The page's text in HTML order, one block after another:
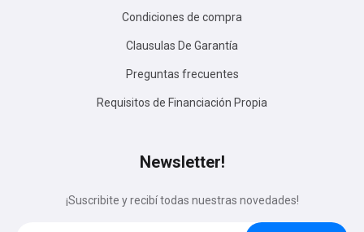
Condiciones de compra
Clausulas De Garantía
Preguntas frecuentes
Requisitos de Financiación Propia
Newsletter!
¡Suscribite y recibí todas nuestras novedades!